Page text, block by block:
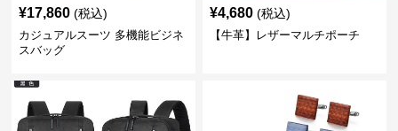
¥17,860 (税込)
カジュアルスーツ 多機能ビジネ
スバッグ
¥4,680 (税込)
【牛革】レザーマルチポーチ